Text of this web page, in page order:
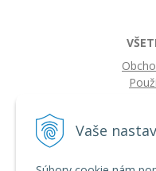
Vaše